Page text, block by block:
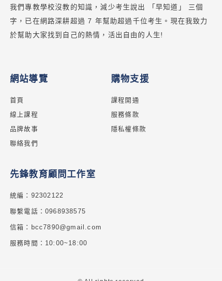
我們專教學校沒教的知識，減少考生說出 「早知道」 三個
字，已在網路深耕超過 7 年幫助超過千位考生。現在我致力
於幫助大家找到自己的熱情，活出自由的人生!
網站導覽
首頁
線上課程
品牌故事
聯絡我們
購物支援
課程開通
服務條款
隱私權條款
先鋒教育顧問工作室
統編：92302122
聯繫電話：0968938575
信箱：bcc7890@gmail.com
服務時間：10:00~18:00